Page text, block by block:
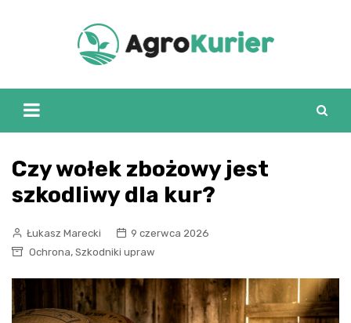
Czy wołek zbożowy jest
szkodliwy dla kur?
Łukasz Marecki
9 czerwca 2026
Ochrona, Szkodniki upraw